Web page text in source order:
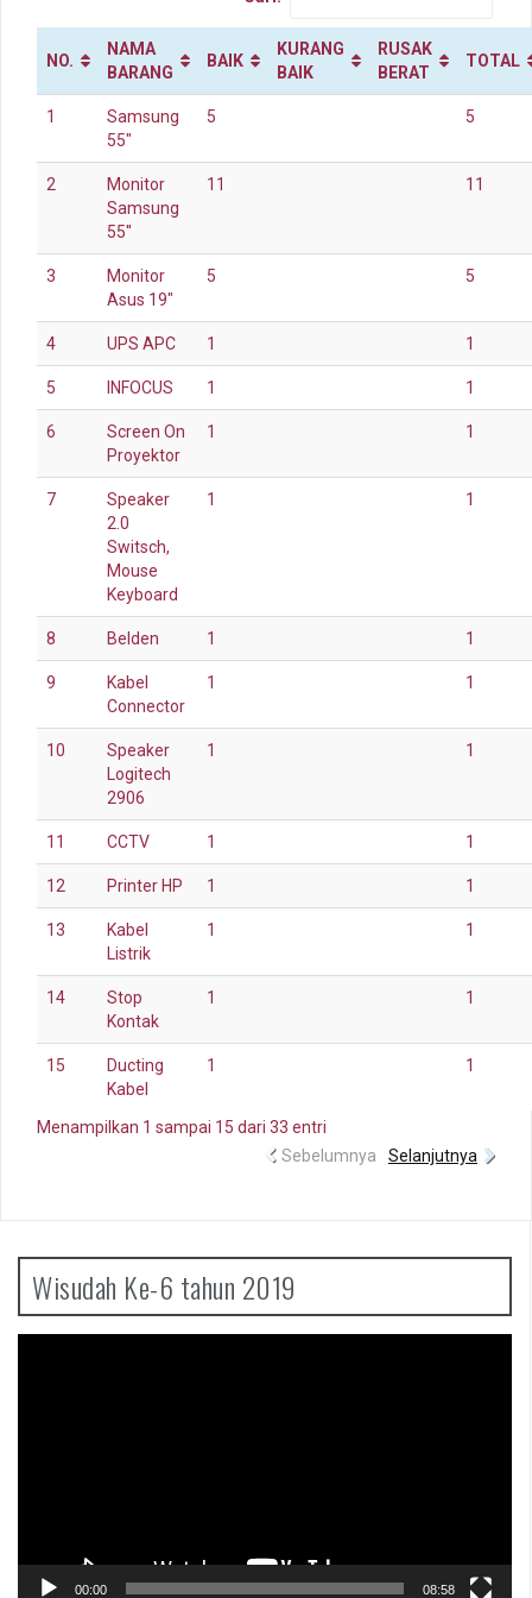
NO.
NAMA
BARANG
BAIK
KURANG
BAIK
RUSAK
BERAT
TOTAL
1
Samsung
55"
5 5
2
Monitor
Samsung
55''
11 11
3
Monitor
Asus 19"
5 5
4 UPS APC 1 1
5 INFOCUS 1 1
6
Screen On
Proyektor
1 1
7
Speaker
2.0
Switsch,
Mouse
Keyboard
1 1
8 Belden 1 1
9
Kabel
Connector
1 1
10
Speaker
Logitech
2906
1 1
11 CCTV 1 1
12 Printer HP 1 1
13
Kabel
Listrik
1 1
14
Stop
Kontak
1 1
15
Ducting
Kabel
1 1
Menampilkan 1 sampai 15 dari 33 entri
Sebelumnya
Selanjutnya
Wisudah Ke-6 tahun 2019
00:00 08:58